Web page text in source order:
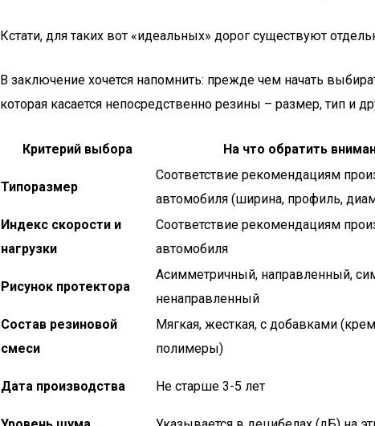
Кстати, для таких вот «идеальных» дорог существуют
В заключение хочется напомнить: прежде чем начать
которая касается непосредственно резины – размер, тип и
Критерий выбора На что обратить
Типоразмер
Соответствие рекомендациям
автомобиля (ширина, профиль,
Индекс скорости и
нагрузки
Соответствие рекомендациям
автомобиля
Рисунок протектора
Асимметричный, направленный,
ненаправленный
Состав резиновой
смеси
Мягкая, жесткая, с добавками
полимеры)
Дата производства Не старше 3-5 лет